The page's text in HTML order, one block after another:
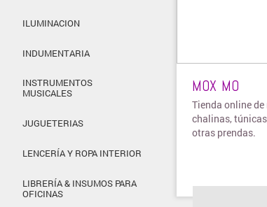
ILUMINACION
INDUMENTARIA
INSTRUMENTOS
MUSICALES
JUGUETERIAS
LENCERÍA Y ROPA INTERIOR
LIBRERÍA & INSUMOS PARA
OFICINAS
MOX MO
Tienda online
chalinas,
otras prendas.